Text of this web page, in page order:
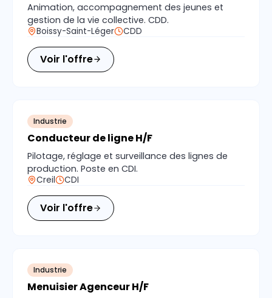
Animation, accompagnement des jeunes et
gestion de la vie collective. CDD.
Boissy-Saint-Léger CDD
Voir l'offre
Industrie
Conducteur de ligne H/F
Pilotage, réglage et surveillance des lignes de
production. Poste en CDI.
Creil CDI
Voir l'offre
Industrie
Menuisier Agenceur H/F